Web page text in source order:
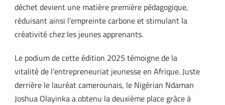
déchet devient une matière première pédagogique,
réduisant ainsi l’empreinte carbone et stimulant la
créativité chez les jeunes apprenants.
Le podium de cette édition 2025 témoigne de la
vitalité de l’entrepreneuriat jeunesse en Afrique. Juste
derrière le lauréat camerounais, le Nigérian Ndaman
Joshua Olayinka a obtenu la deuxième place grâce à